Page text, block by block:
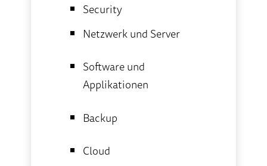
Security
Netzwerk und Server
Software und
Applikationen
Backup
Cloud